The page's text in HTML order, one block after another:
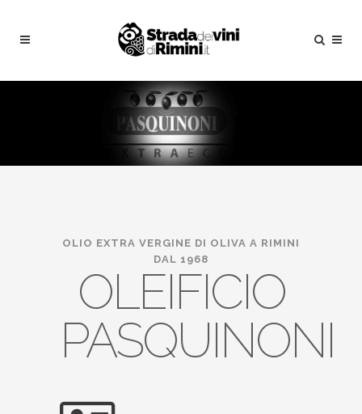
OLIO EXTRA VERGINE DI OLIVA A RIMINI
DAL 1968
OLEIFICIO
PASQUINONI